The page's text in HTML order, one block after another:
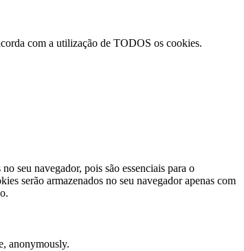
com a utilização de TODOS os cookies.
seu navegador, pois são essenciais para o
serão armazenados no seu navegador apenas com
anonymously.